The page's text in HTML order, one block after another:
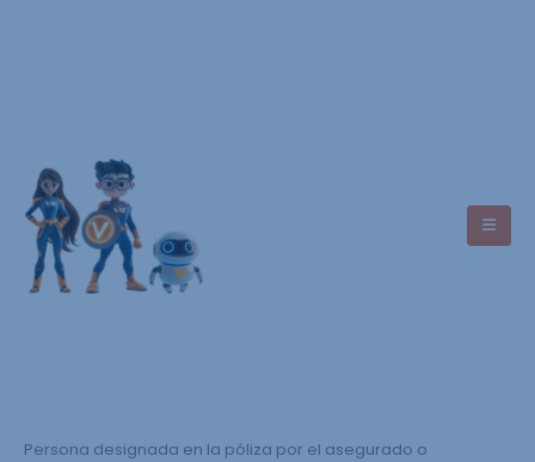
Persona designada en la póliza por el asegurado o